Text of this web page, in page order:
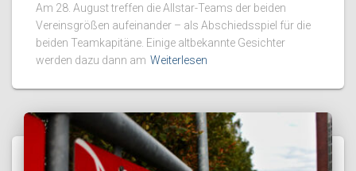
Am 28. August treffen die Allstar-Teams der beiden
Vereinsgrößen aufeinander – als Abschiedsspiel für die
beiden Teamkapitäne. Einige altbekannte Gesichter
werden dazu dann am Weiterlesen